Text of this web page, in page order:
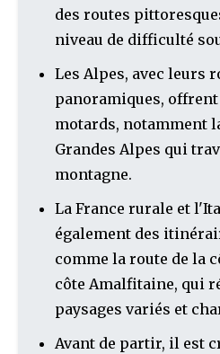
des routes
niveau de difficulté
Les Alpes, avec leurs
panoramiques,
motards, notamment
Grandes Alpes qui
montagne.
La France rurale et
également des
comme la route de la
côte Amalfitaine, qui
paysages variés et
Avant de partir, il est